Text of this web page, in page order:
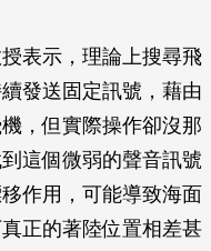
表示，理論上搜尋飛
發送固定訊號，藉由
，但實際操作卻沒那
這個微弱的聲音訊號
作用，可能導致海面
正的著陸位置相差甚